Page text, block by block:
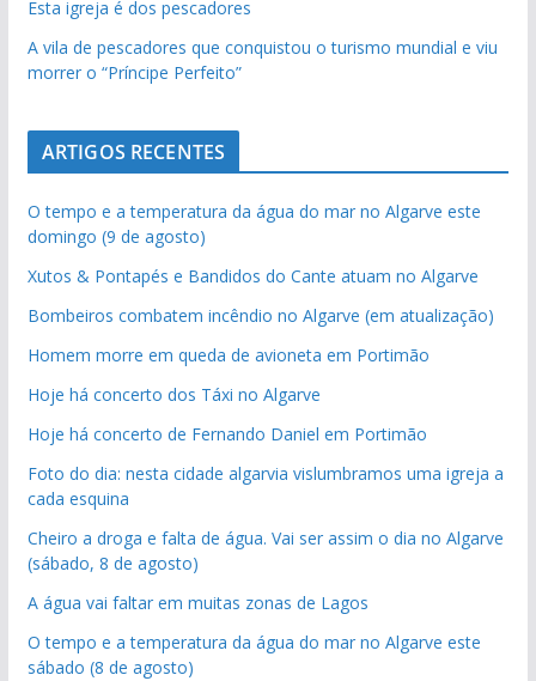
Esta igreja é dos pescadores
A vila de pescadores que conquistou o turismo mundial e viu
morrer o “Príncipe Perfeito”
ARTIGOS RECENTES
O tempo e a temperatura da água do mar no Algarve este
domingo (9 de agosto)
Xutos & Pontapés e Bandidos do Cante atuam no Algarve
Bombeiros combatem incêndio no Algarve (em atualização)
Homem morre em queda de avioneta em Portimão
Hoje há concerto dos Táxi no Algarve
Hoje há concerto de Fernando Daniel em Portimão
Foto do dia: nesta cidade algarvia vislumbramos uma igreja a
cada esquina
Cheiro a droga e falta de água. Vai ser assim o dia no Algarve
(sábado, 8 de agosto)
A água vai faltar em muitas zonas de Lagos
O tempo e a temperatura da água do mar no Algarve este
sábado (8 de agosto)